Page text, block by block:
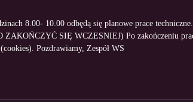
8.00- 10.00 odbędą się planowe prace
SIĘ WCZESNIEJ) Po zakończeniu
Pozdrawiamy, Zespół WS